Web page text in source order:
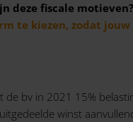
deze fiscale
te kiezen, zodat
bv in 2021 15%
winst